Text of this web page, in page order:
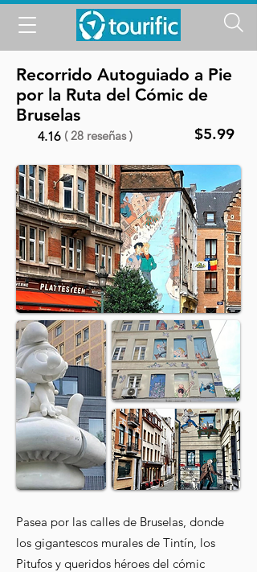
Recorrido Autoguiado a Pie
por la Ruta del Cómic de
Bruselas
4.16 ( 28 reseñas ) $5.99
Pasea por las calles de Bruselas, donde
los gigantescos murales de Tintín, los
Pitufos y queridos héroes del cómic